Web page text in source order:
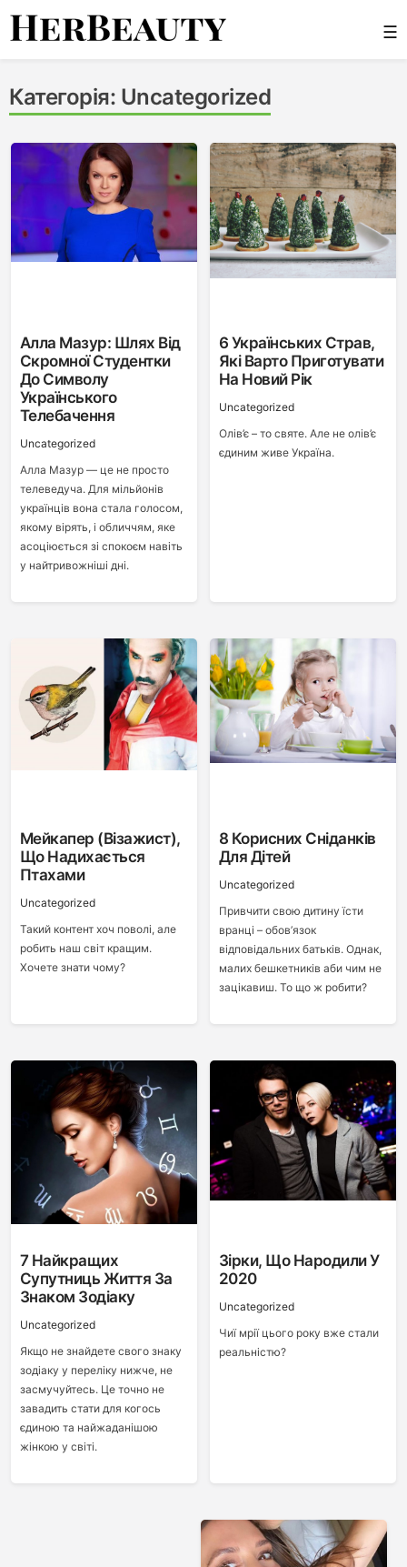
Skip
☰
Категорія: Uncategorized
Алла Мазур: Шлях Від
Скромної Студентки
До Символу
Українського
Телебачення
Uncategorized
Алла Мазур — це не просто
телеведуча. Для мільйонів
українців вона стала голосом,
якому вірять, і обличчям, яке
асоціюється зі спокоєм навіть
у найтривожніші дні.
6 Українських Страв,
Які Варто Приготувати
На Новий Рік
Uncategorized
Олів’є – то святе. Але не олів’є
єдиним живе Україна.
Мейкапер (візажист),
Що Надихається
Птахами
Uncategorized
Такий контент хоч поволі, але
робить наш світ кращим.
Хочете знати чому?
8 Корисних Сніданків
Для Дітей
Uncategorized
Привчити свою дитину їсти
вранці – обов’язок
відповідальних батьків. Однак,
малих бешкетників аби чим не
зацікавиш. То що ж робити?
7 Найкращих
Супутниць Життя За
Знаком Зодіаку
Uncategorized
Якщо не знайдете свого знаку
зодіаку у переліку нижче, не
засмучуйтесь. Це точно не
завадить стати для когось
єдиною та найжаданішою
жінкою у світі.
Зірки, Що Народили У
2020
Uncategorized
Чиї мрії цього року вже стали
реальністю?